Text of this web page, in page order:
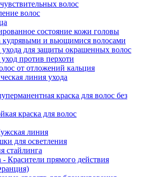
волос
волос
состояние кожи головы
кудрявыми и вьющимися волосами
для защиты окрашенных волос
против перхоти
от отложений кальция
линия ухода
краска для волос без
краска для волос
линия
для осветления
стайлинга
Красители прямого действия